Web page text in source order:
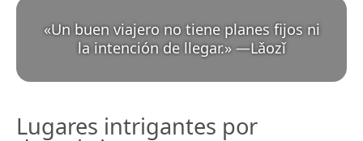
«Un buen viajero no tiene planes fijos ni
la intención de llegar.» —Lǎozǐ
Lugares intrigantes por